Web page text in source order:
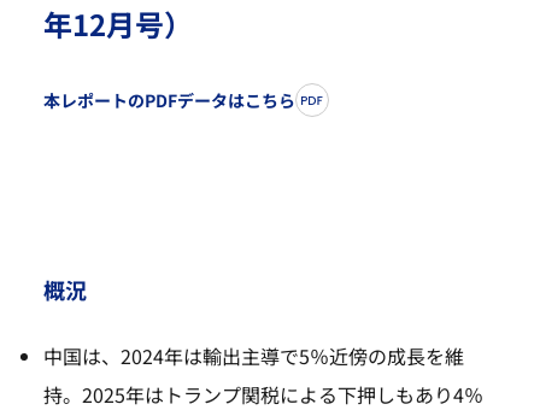
年12月号）
本レポートのPDFデータはこちら
概況
中国は、2024年は輸出主導で5％近傍の成長を維
持。2025年はトランプ関税による下押しもあり4％